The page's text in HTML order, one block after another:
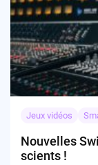
Jeux vidéos
Nouvelles
scients !